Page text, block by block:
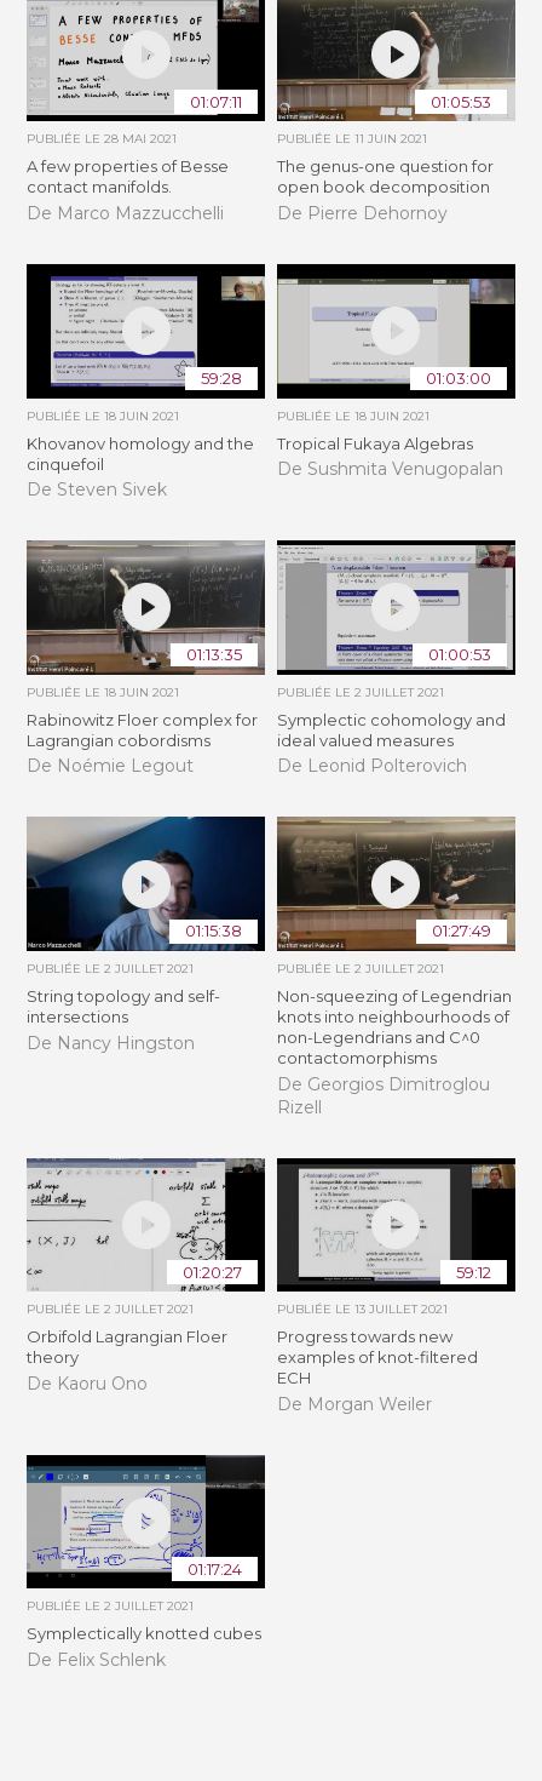
01:07:11
PUBLIÉE LE28 MAI 2021
A few properties of Besse
contact manifolds.
De Marco Mazzucchelli
01:05:53
PUBLIÉE LE 11 JUIN 2021
The genus-one question for
open book decomposition
De Pierre Dehornoy
59:28
PUBLIÉE LE18 JUIN 2021
Khovanov homology and the
cinquefoil
De Steven Sivek
01:03:00
PUBLIÉE LE 18 JUIN 2021
Tropical Fukaya Algebras
De Sushmita Venugopalan
01:13:35
PUBLIÉE LE18 JUIN 2021
Rabinowitz Floer complex for
Lagrangian cobordisms
De Noémie Legout
01:00:53
PUBLIÉE LE 2 JUILLET 2021
Symplectic cohomology and
ideal valued measures
De Leonid Polterovich
01:15:38
PUBLIÉE LE2 JUILLET 2021
String topology and self-
intersections
De Nancy Hingston
01:27:49
PUBLIÉE LE 2 JUILLET 2021
Non-squeezing of Legendrian
knots into neighbourhoods of
non-Legendrians and C^0
contactomorphisms
De Georgios Dimitroglou
Rizell
01:20:27
PUBLIÉE LE2 JUILLET 2021
Orbifold Lagrangian Floer
theory
De Kaoru Ono
59:12
PUBLIÉE LE 13 JUILLET 2021
Progress towards new
examples of knot-filtered
ECH
De Morgan Weiler
01:17:24
PUBLIÉE LE2 JUILLET 2021
Symplectically knotted cubes
De Felix Schlenk